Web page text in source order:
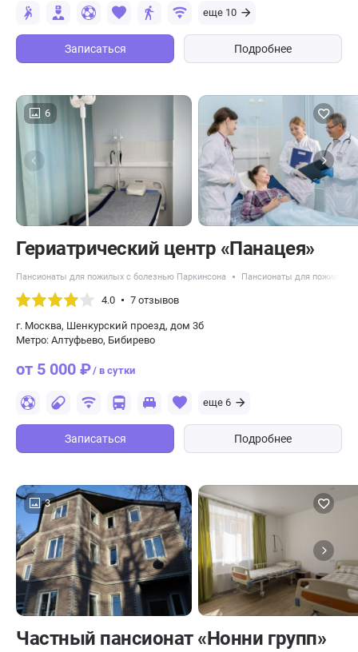
еще 10
Записаться Подробнее
6
​Гериатрический центр «Панацея»
Пансионаты для пожилых с болезнью Паркинсона Пансионаты для пожилых
4.0 7 отзывов
г. Москва, Шенкурский проезд, дом 3б
Метро: Алтуфьево, Бибирево
от 5 000 ₽/ в сутки
еще 6
Записаться Подробнее
3
Частный пансионат «Нонни групп»